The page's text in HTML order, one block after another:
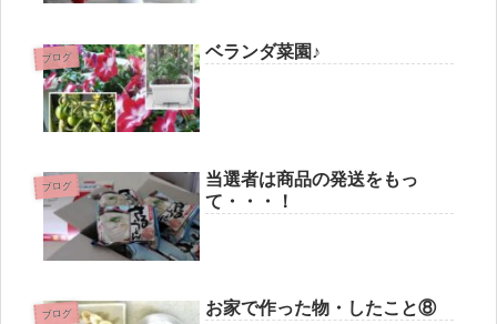
ブログ ベランダ菜園♪
ブログ
当選者は商品の発送をもっ
て・・・！
ブログ お家で作った物・したこと⑧